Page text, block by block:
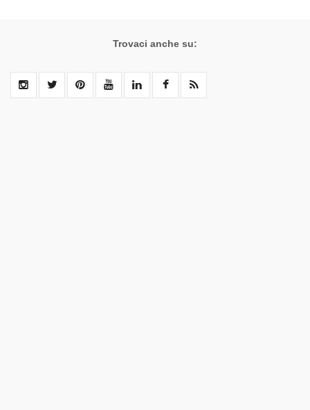
Trovaci anche su: